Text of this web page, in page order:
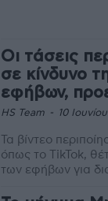
Οι τάσεις
σε κίνδυνο
εφήβων,
HS Team - 10
Τα βίντεο
όπως το TikTok,
των εφήβων για